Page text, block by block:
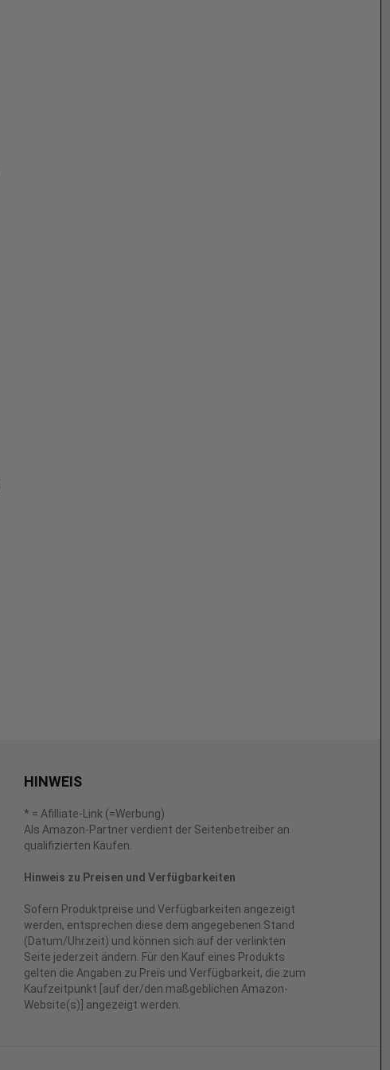
HINWEIS
* = Afilliate-Link (=Werbung)
Als Amazon-Partner verdient der Seitenbetreiber an
qualifizierten Käufen.
Hinweis zu Preisen und Verfügbarkeiten
Sofern Produktpreise und Verfügbarkeiten angezeigt
werden, entsprechen diese dem angegebenen Stand
(Datum/Uhrzeit) und können sich auf der verlinkten
Seite jederzeit ändern. Für den Kauf eines Produkts
gelten die Angaben zu Preis und Verfügbarkeit, die zum
Kaufzeitpunkt [auf der/den maßgeblichen Amazon-
Website(s)] angezeigt werden.